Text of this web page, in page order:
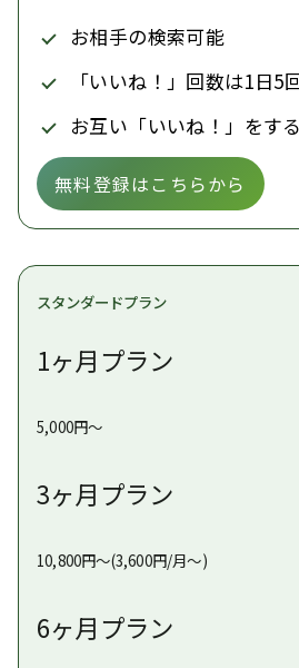
お相手の検索可能
「いいね！」回数は1日5
お互い「いいね！」をす
無料登録はこちらから
スタンダードプラン
1ヶ月プラン
5,000円〜
3ヶ月プラン
10,800円〜(3,600円/月〜)
6ヶ月プラン